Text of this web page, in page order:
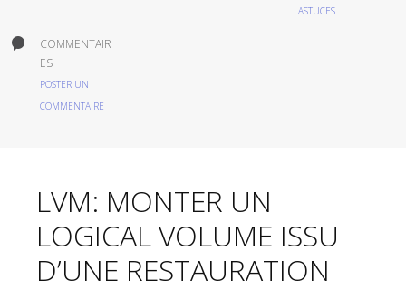
ASTUCES
COMMENTAIR
ES
POSTER UN
COMMENTAIRE
LVM: MONTER UN
LOGICAL VOLUME ISSU
D’UNE RESTAURATION